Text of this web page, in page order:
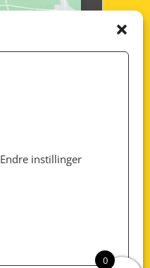
Endre instillinger
0